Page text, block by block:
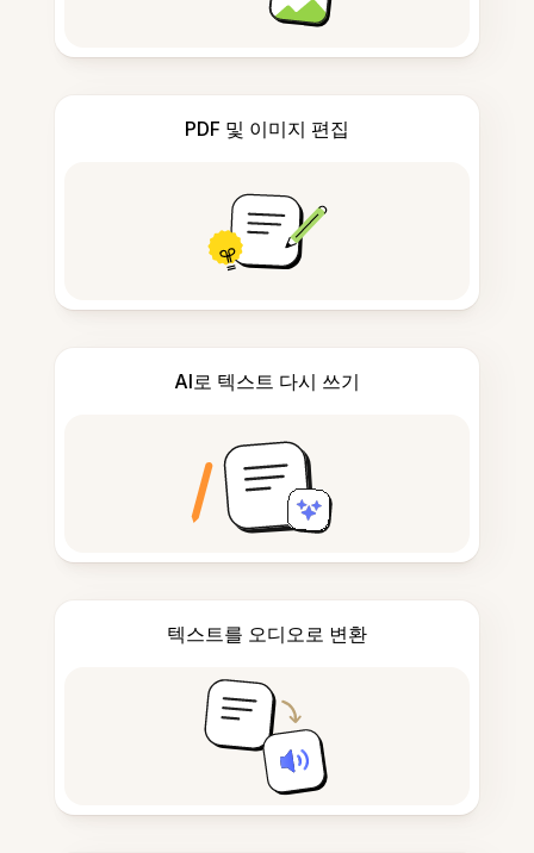
PDF 및 이미지 편집
AI로 텍스트 다시 쓰기
텍스트를 오디오로 변환